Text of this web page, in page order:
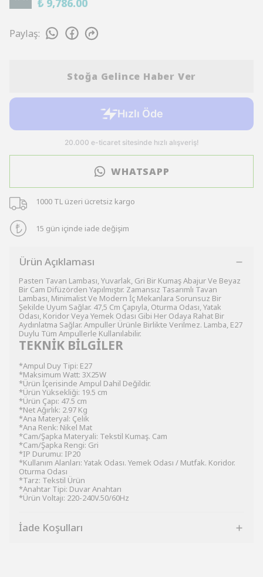
₺ 9,786.00
Paylaş:
Stoğa Gelince Haber Ver
WHATSAPP
1000 TL üzeri ücretsiz kargo
15 gün içinde iade değişim
Ürün Açıklaması
Pasterı Tavan Lambası, Yuvarlak, Gri Bir Kumaş Abajur Ve Beyaz
Bir Cam Difüzörden Yapılmıştır. Zamansız Tasarımlı Tavan
Lambası, Minimalist Ve Modern İç Mekanlara Sorunsuz Bir
Şekilde Uyum Sağlar. 47,5 Cm Çapıyla, Oturma Odası, Yatak
Odası, Koridor Veya Yemek Odası Gibi Her Odaya Rahat Bir
Aydınlatma Sağlar. Ampuller Ürünle Birlikte Verilmez. Lamba, E27
Duylu Tüm Ampullerle Kullanılabilir.
TEKNİK BİLGİLER
*Ampul Duy Tipi: E27
*Maksimum Watt: 3X25W
*Ürün İçerisinde Ampul Dahil Değildir.
*Ürün Yüksekliği: 19.5 cm
*Ürün Çapı: 47.5 cm
*Net Ağırlık: 2.97 Kg
*Ana Materyal: Çelik
*Ana Renk: Nikel Mat
*Cam/Şapka Materyali: Tekstil Kumaş. Cam
*Cam/Şapka Rengi: Gri
*IP Durumu: IP20
*Kullanım Alanları: Yatak Odası. Yemek Odası / Mutfak. Koridor.
Oturma Odası
*Tarz: Tekstil Ürün
*Anahtar Tipi: Duvar Anahtarı
*Ürün Voltajı: 220-240V.50/60Hz
İade Koşulları